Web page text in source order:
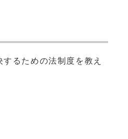
るための法制度を教え